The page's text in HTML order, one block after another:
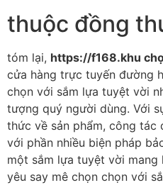
thuộc đồng
tóm lại, https://f168.khu
cửa hàng trực tuyến đường
chọn với sắm lựa tuyệt vời
tượng quý người dùng. Với
thức về sản phẩm, công tác
với phần nhiều biện pháp
một sắm lựa tuyệt vời mang
yêu say mê chọn chọn với